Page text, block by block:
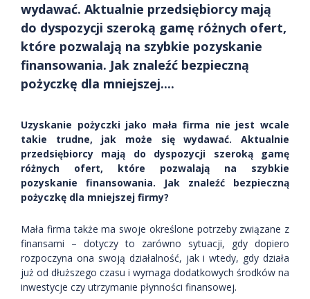
wydawać. Aktualnie przedsiębiorcy mają
do dyspozycji szeroką gamę różnych ofert,
które pozwalają na szybkie pozyskanie
finansowania. Jak znaleźć bezpieczną
pożyczkę dla mniejszej....
Uzyskanie pożyczki jako mała firma nie jest wcale
takie trudne, jak może się wydawać. Aktualnie
przedsiębiorcy mają do dyspozycji szeroką gamę
różnych ofert, które pozwalają na szybkie
pozyskanie finansowania. Jak znaleźć bezpieczną
pożyczkę dla mniejszej firmy?
Mała firma także ma swoje określone potrzeby związane z
finansami – dotyczy to zarówno sytuacji, gdy dopiero
rozpoczyna ona swoją działalność, jak i wtedy, gdy działa
już od dłuższego czasu i wymaga dodatkowych środków na
inwestycje czy utrzymanie płynności finansowej.